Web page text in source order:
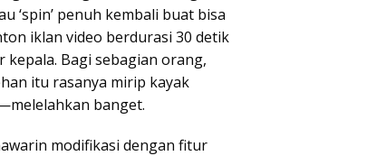
‘spin’ penuh kembali buat bisa
iklan video berdurasi 30 detik
Bagi sebagian orang,
itu rasanya mirip kayak
banget.
modifikasi dengan fitur